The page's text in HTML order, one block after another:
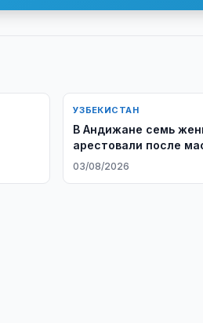
УЗБЕКИСТАН
В Андижане семь
арестовали после
драки
03/08/2026